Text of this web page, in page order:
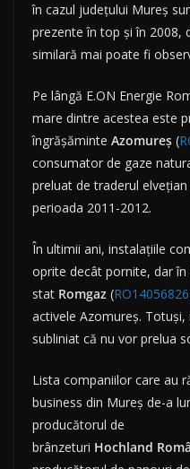
în cazul județului Mureș
prezente în top și în 2008,
similară mai poate fi
Pe lângă E.ON Energie
mare dintre acestea este
îngrășăminte Azomureș (
consumator de gaze
preluat de traderul
perioada 2011-2012.
În ultimii ani, instalațiile
oprite decât pornite, dar
stat Romgaz (RO14056826
activele Azomureș.
subliniat că nu vor prelua
Lista companiilor care au
business din Mureș de-a
producătorul de
brânzeturi Hochland